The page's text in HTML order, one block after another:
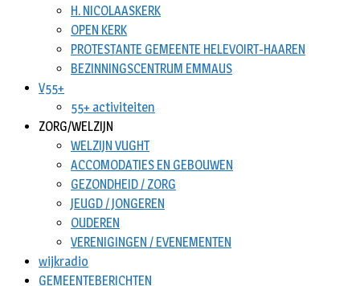
H. NICOLAASKERK
OPEN KERK
PROTESTANTE GEMEENTE HELEVOIRT-HAAREN
BEZINNINGSCENTRUM EMMAUS
V55+
55+ activiteiten
ZORG/WELZIJN
WELZIJN VUGHT
ACCOMODATIES EN GEBOUWEN
GEZONDHEID / ZORG
JEUGD / JONGEREN
OUDEREN
VERENIGINGEN / EVENEMENTEN
wijkradio
GEMEENTEBERICHTEN